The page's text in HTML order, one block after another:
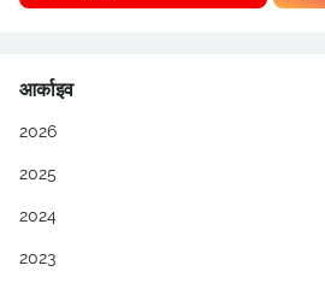
आर्काइव
2026
2025
2024
2023